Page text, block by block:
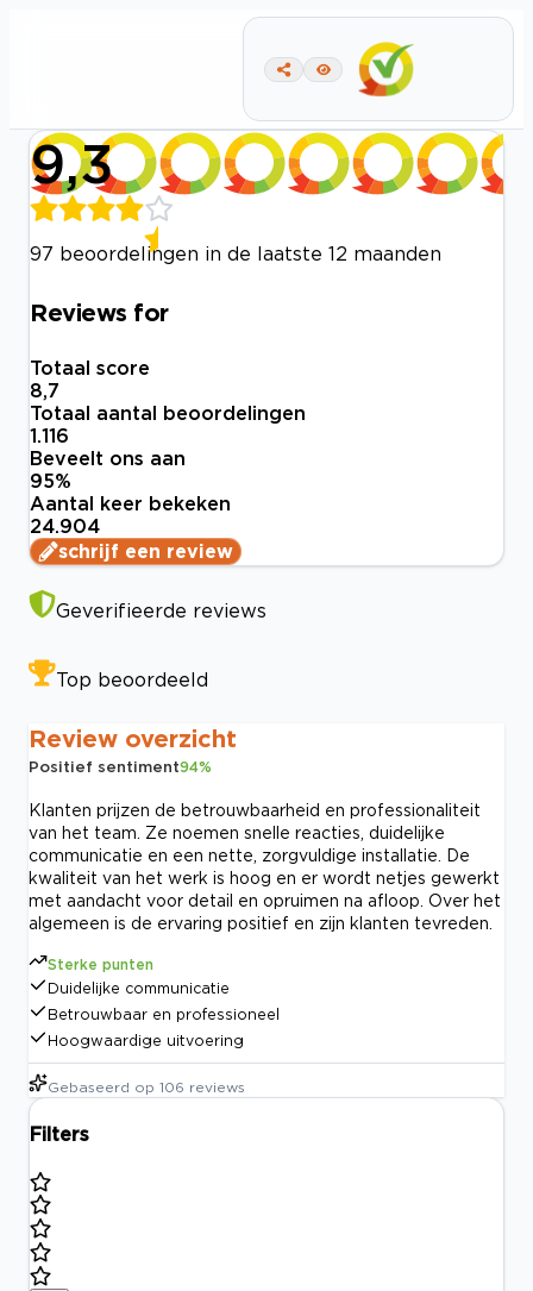
9,3
97 beoordelingen in de laatste 12 maanden
Reviews for
Totaal score
8,7
Totaal aantal beoordelingen
1.116
Beveelt ons aan
95%
Aantal keer bekeken
24.904
schrijf een review
Geverifieerde reviews
Top beoordeeld
Review overzicht
Positief sentiment94%
Klanten prijzen de betrouwbaarheid en professionaliteit
van het team. Ze noemen snelle reacties, duidelijke
communicatie en een nette, zorgvuldige installatie. De
kwaliteit van het werk is hoog en er wordt netjes gewerkt
met aandacht voor detail en opruimen na afloop. Over het
algemeen is de ervaring positief en zijn klanten tevreden.
Sterke punten
Duidelijke communicatie
Betrouwbaar en professioneel
Hoogwaardige uitvoering
Gebaseerd op 106 reviews
Filters